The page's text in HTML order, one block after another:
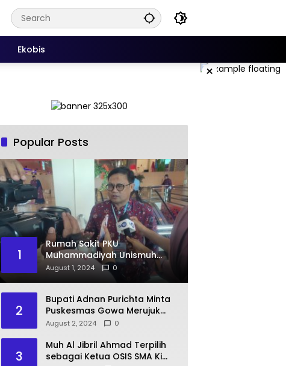
Ekobis
×
Popular Posts
1
Rumah Sakit PKU
Muhammadiyah Unismuh
Makassar Resmi Terima
August 1, 2024 0
2
Bupati Adnan Purichta Minta
Puskesmas Gowa Merujuk
Pasien BPJS ke RS PKU
Makassar
August 2, 2024 0
3
Muh Al Jibril Ahmad Terpilih
sebagai Ketua OSIS SMA Ki